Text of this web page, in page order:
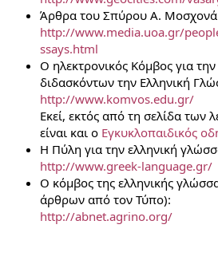
Άρθρα του Σπύρου Α.
http://www.media.uoa.gr/
ssays.html
Ο ηλεκτρονικός Κόμβος για
διδασκόντων την Ελληνική
http://www.komvos.edu.gr/
Εκεί, εκτός από τη σελίδα των
είναι και ο Εγκυκλοπαιδικός
Η Πύλη για την ελληνική
http://www.greek-language.gr/
Ο κόμβος της ελληνικής
άρθρων από τον Τύπο):
http://abnet.agrino.org/